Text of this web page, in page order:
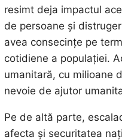
resimt deja impactul
de persoane și
avea consecințe pe
cotidiene a populației.
umanitară, cu milioane
nevoie de ajutor
Pe de altă parte,
afecta și securitatea